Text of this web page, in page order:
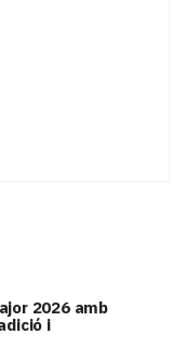
2026 amb
i